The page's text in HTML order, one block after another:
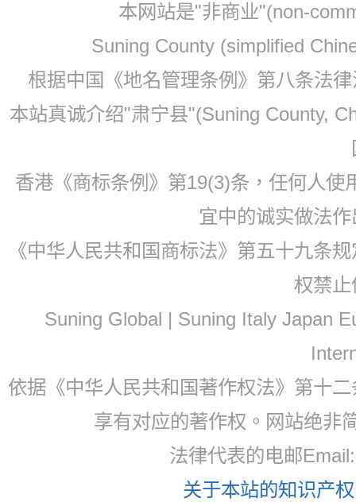
本网站是"非商业"(non-
Suning County (simplified
根据中国《地名管理条例》第八条法
本站真诚介绍"肃宁县"(Suning County,
香港《商标条例》第19(3)条，任何人
宜中的诚实做法
《中华人民共和国商标法》第五十九条
权禁
Suning Global | Suning Italy Japan
依据《中华人民共和国著作权法》第十
享有对应的著作权。网站绝非
法律代表的电邮
关于本站的知识产